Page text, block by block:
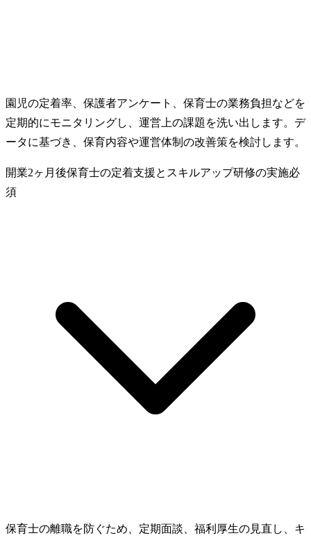
園児の定着率、保護者アンケート、保育士の業務負担などを
定期的にモニタリングし、運営上の課題を洗い出します。デ
ータに基づき、保育内容や運営体制の改善策を検討します。
開業2ヶ月後保育士の定着支援とスキルアップ研修の実施必
須
保育士の離職を防ぐため、定期面談、福利厚生の見直し、キ